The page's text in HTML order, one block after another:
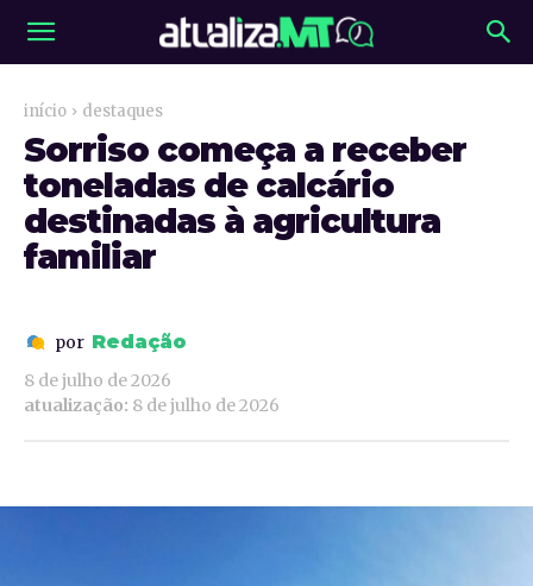
início destaques
Sorriso começa a receber
toneladas de calcário
destinadas à agricultura
familiar
por Redação
8 de julho de 2026
atualização: 8 de julho de 2026